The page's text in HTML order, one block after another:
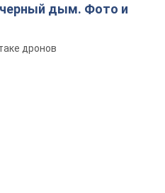
дым. Фото и
дронов